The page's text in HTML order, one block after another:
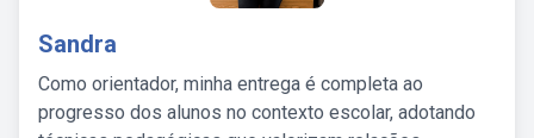
Sandra
Como orientador, minha entrega é completa ao
progresso dos alunos no contexto escolar, adotando